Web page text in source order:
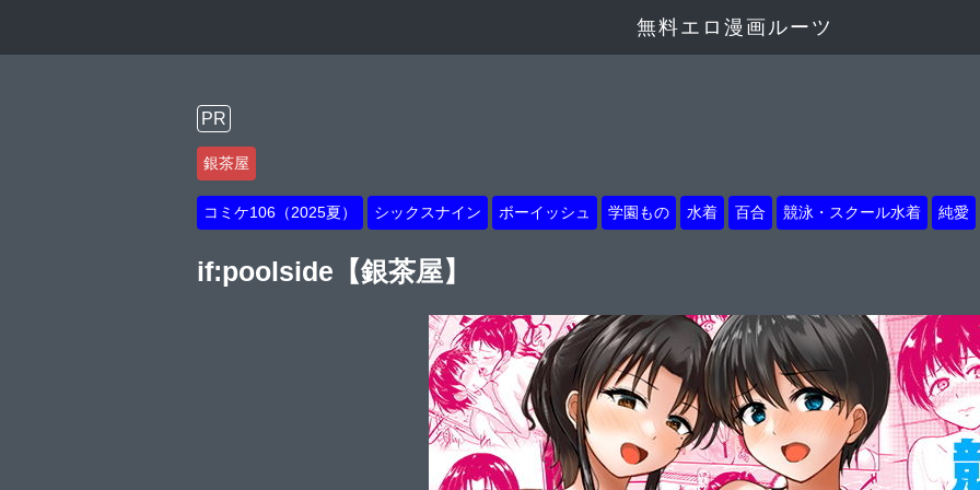
無料エロ漫画ルーツ
PR
銀茶屋
コミケ106（2025夏） シックスナイン ボーイッシュ 学園もの 水着 百合 競泳・スクール水着 純愛
if:poolside【銀茶屋】